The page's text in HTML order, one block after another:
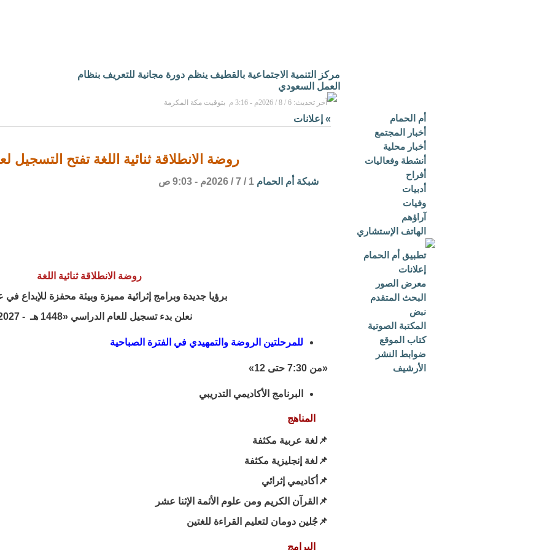
مركز التنمية الاجتماعية بالقطيف ينظم دورة مجانية للتعريف بنظام
العمل السعودي
آخر تحديث: 6 / 8 / 2026م - 3:16 م بتوقيت مكة المكرمة
أم الحمام
أخبار المجتمع
أخبار محلية
أنشطة وفعاليات
أفراح
أدبيات
وفيات
آراؤهم
الهاتف الإستشاري
تطبيق أم الحمام
إعلانات
معرض الصور
البحث المتقدم
نبض
المكتبة الصوتية
كتاب الموقع
ضوابط النشر
الأرشيف
» إعلانات
روضة الانطلاقة ثنائية اللغة تفتح التسجيل لعام
شبكة أم الحمام 1 / 7 / 2026م - 9:03 ص
روضة الانطلاقة ثنائية اللغة
برؤيا جديدة وبرامج إثرائية مميزة وبيئة محفزة للإبداع
نعلن بدء تسجيل للعام الدراسي «1448 هـ - 2027م»
للمرحلتين الروضة والتمهيدي في الفترة الصباحية
«من 7:30 حتى 12»
البرنامج الأكاديمي التدريبي
المناهج
📌لغة عربية مكثفة
📌لغة إنجليزية مكثفة
📌أكاديمي إثرائي
📌القرآن الكريم ومن علوم الأئمة الإثنا عشر
📌جُلين دومان لتعليم القراءة للغتين
البرامج